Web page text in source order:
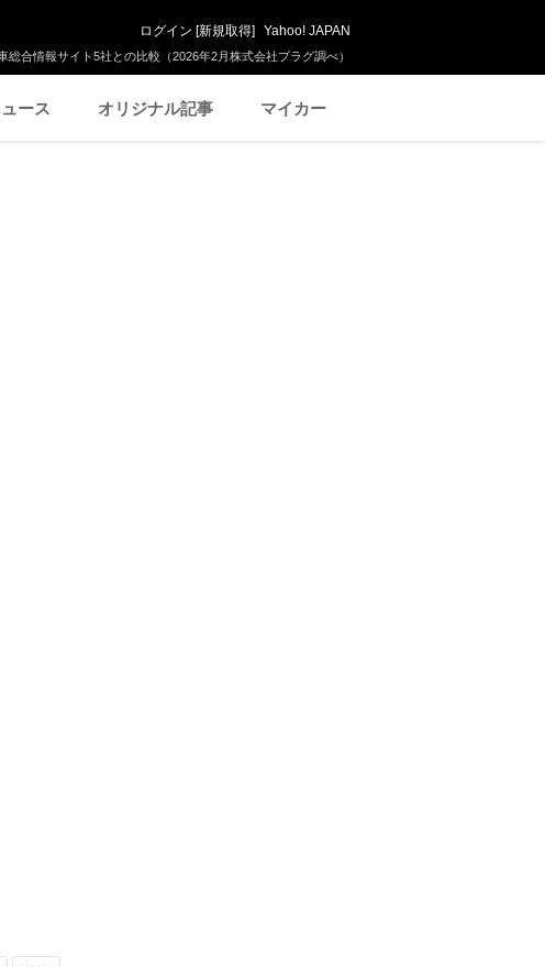
合情報サイト5社との比較（2026年2月株式会社プラグ調べ）
ログイン [新規取得] Yahoo! JAPAN
ース オリジナル記事 マイカー